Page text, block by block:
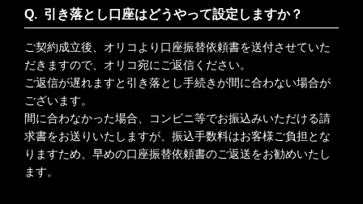
引き落とし口座はどうやって設定しますか？
ご契約成立後、オリコより口座振替依頼書を送付させていた
だきますので、オリコ宛にご返信ください。
ご返信が遅れますと引き落とし手続きが間に合わない場合が
ございます。
間に合わなかった場合、コンビニ等でお振込みいただける請
求書をお送りいたしますが、振込手数料はお客様ご負担とな
りますため、早めの口座振替依頼書のご返送をお勧めいたし
ます。